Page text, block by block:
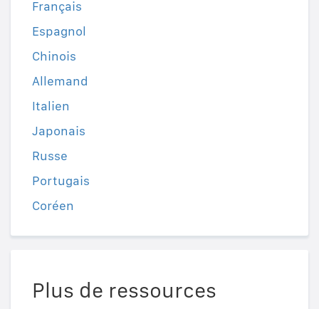
Français
Espagnol
Chinois
Allemand
Italien
Japonais
Russe
Portugais
Coréen
Plus de ressources